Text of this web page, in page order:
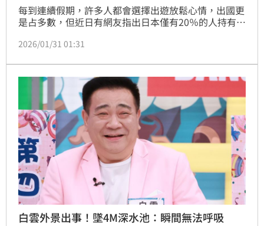
每到連續假期，許多人都會選擇出遊放鬆心情，出國更
是占多數，但近日有網友指出日本僅有20％的人持有護
同時還釣出來台發展多年的日籍男星夢多發言。蔡佩伶
2026/01/31 01:31
白雲外景出事！墜4M深水池：瞬間無法呼吸